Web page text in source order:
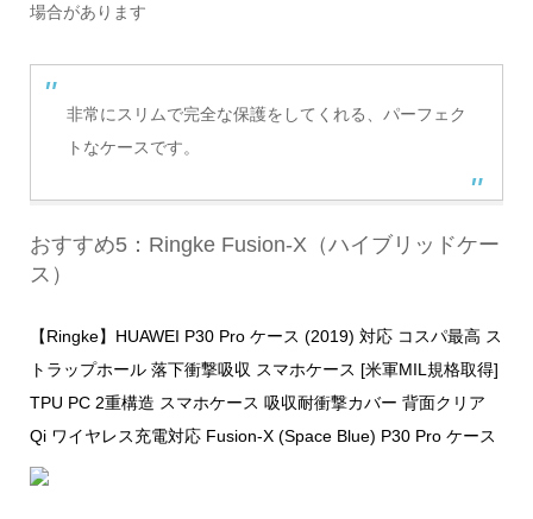
場合があります
非常にスリムで完全な保護をしてくれる、パーフェク
トなケースです。
おすすめ5：Ringke Fusion-X（ハイブリッドケー
ス）
【Ringke】HUAWEI P30 Pro ケース (2019) 対応 コスパ最高 ス
トラップホール 落下衝撃吸収 スマホケース [米軍MIL規格取得]
TPU PC 2重構造 スマホケース 吸収耐衝撃カバー 背面クリア
Qi ワイヤレス充電対応 Fusion-X (Space Blue) P30 Pro ケース